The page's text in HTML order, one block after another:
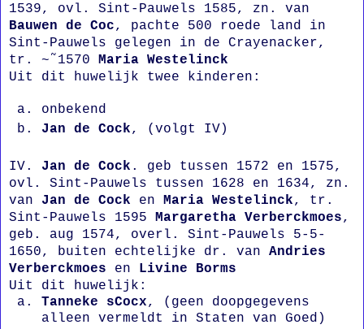
1539, ovl. Sint-Pauwels 1585, zn. van
Bauwen de Coc, pachte 500 roede land in
Sint-Pauwels gelegen in de Crayenacker,
tr. ~˜1570 Maria Westelinck
Uit dit huwelijk twee kinderen:
onbekend
Jan de Cock, (volgt IV)
IV. Jan de Cock . geb tussen 1572 en 1575,
ovl. Sint-Pauwels tussen 1628 en 1634, zn.
van Jan de Cock en Maria Westelinck, tr.
Sint-Pauwels 1595 Margaretha Verberckmoes,
geb. aug 1574, overl. Sint-Pauwels 5-5-
1650, buiten echtelijke dr. van Andries
Verberckmoes en Livine Borms
Uit dit huwelijk:
Tanneke sCocx, (geen doopgegevens
alleen vermeldt in Staten van Goed)